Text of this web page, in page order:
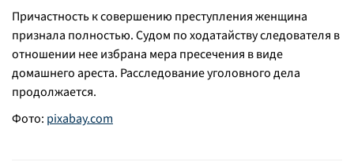
Причастность к совершению преступления женщина
признала полностью. Судом по ходатайству следователя в
отношении нее избрана мера пресечения в виде
домашнего ареста. Расследование уголовного дела
продолжается.
Фото: pixabay.com